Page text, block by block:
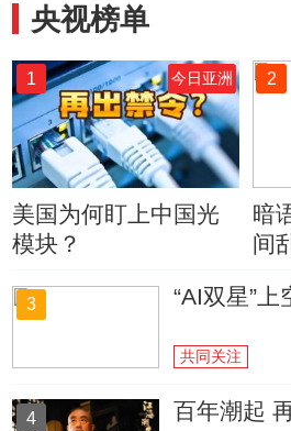
央视榜单
1 今日亚洲
美国为何盯上中国光
模块？
2
暗
间
3 “AI双星”上
共同关注
4 百年潮起